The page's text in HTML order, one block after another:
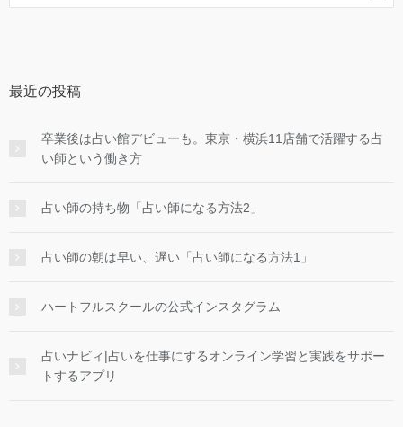
最近の投稿
卒業後は占い館デビューも。東京・横浜11店舗で活躍する占
い師という働き方
占い師の持ち物「占い師になる方法2」
占い師の朝は早い、遅い「占い師になる方法1」
ハートフルスクールの公式インスタグラム
占いナビィ|占いを仕事にするオンライン学習と実践をサポー
トするアプリ